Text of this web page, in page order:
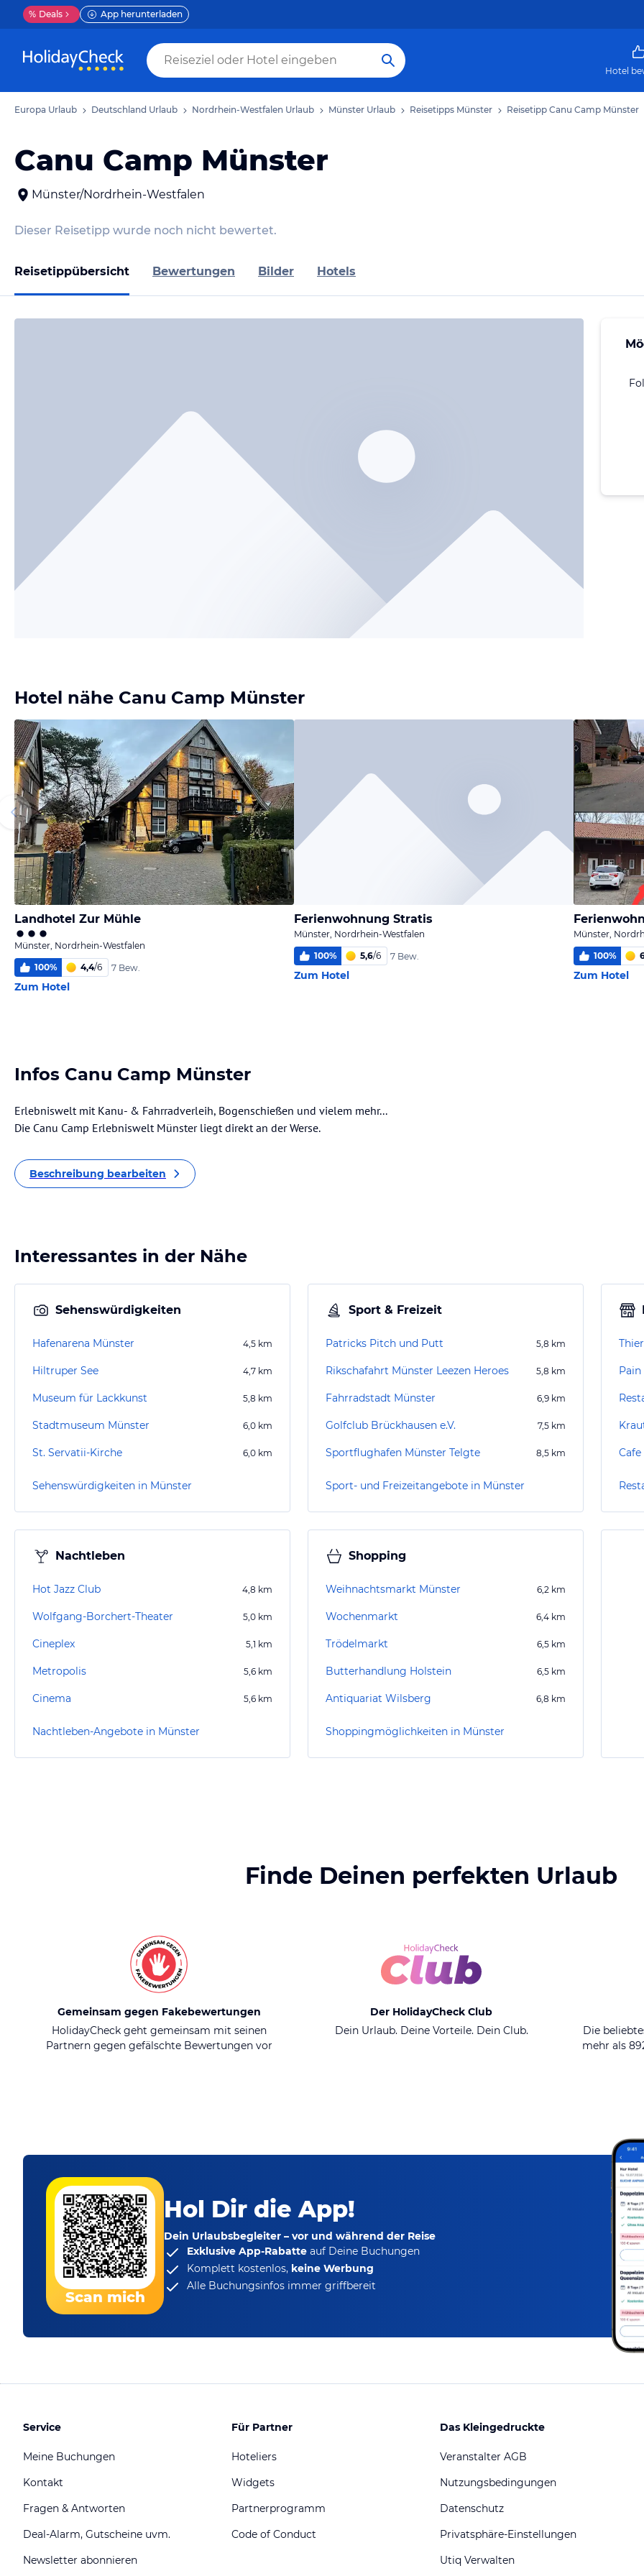
% Deals App herunterladen
Hotel
Europa Urlaub Deutschland Urlaub Nordrhein-Westfalen Urlaub Münster Urlaub Reisetipps Münster Reisetipp Canu Camp Münster
Canu Camp Münster
Münster/Nordrhein-Westfalen
Dieser Reisetipp wurde noch nicht bewertet.
Reisetippübersicht Bewertungen Bilder Hotels
Hotel nähe Canu Camp Münster
Landhotel Zur Mühle
Münster, Nordrhein-Westfalen
100% 4,4/6 7 Bew.
Zum Hotel
Ferienwohnung Stratis
Münster, Nordrhein-Westfalen
100% 5,6/6 7 Bew.
Zum Hotel
Münster,
100%
Zum Hotel
Infos Canu Camp Münster
Erlebniswelt mit Kanu- & Fahrradverleih, Bogenschießen und vielem mehr...
Die Canu Camp Erlebniswelt Münster liegt direkt an der Werse.
Beschreibung bearbeiten
Interessantes in der Nähe
Sehenswürdigkeiten
Hafenarena Münster 4,5 km
Hiltruper See 4,7 km
Museum für Lackkunst 5,8 km
Stadtmuseum Münster 6,0 km
St. Servatii-Kirche 6,0 km
Sehenswürdigkeiten in Münster
Sport & Freizeit
Patricks Pitch und Putt 5,8 km
Rikschafahrt Münster Leezen Heroes 5,8 km
Fahrradstadt Münster 6,9 km
Golfclub Brückhausen e.V. 7,5 km
Sportflughafen Münster Telgte 8,5 km
Sport- und Freizeitangebote in Münster
Cafe
Nachtleben
Hot Jazz Club 4,8 km
Wolfgang-Borchert-Theater 5,0 km
Cineplex 5,1 km
Metropolis 5,6 km
Cinema 5,6 km
Nachtleben-Angebote in Münster
Shopping
Weihnachtsmarkt Münster 6,2 km
Wochenmarkt 6,4 km
Trödelmarkt 6,5 km
Butterhandlung Holstein 6,5 km
Antiquariat Wilsberg 6,8 km
Shoppingmöglichkeiten in Münster
Finde Deinen perfekten Urlaub
Gemeinsam gegen Fakebewertungen
HolidayCheck geht gemeinsam mit seinen
Partnern gegen gefälschte Bewertungen vor
Der HolidayCheck Club
Dein Urlaub. Deine Vorteile. Dein Club.
Die
mehr als
Scan mich
Hol Dir die App!
Dein Urlaubsbegleiter – vor und während der Reise
Exklusive App-Rabatte auf Deine Buchungen
Komplett kostenlos, keine Werbung
Alle Buchungsinfos immer griffbereit
Service
Meine Buchungen
Kontakt
Fragen & Antworten
Deal-Alarm, Gutscheine uvm.
Newsletter abonnieren
Für Partner
Hoteliers
Widgets
Partnerprogramm
Code of Conduct
Das Kleingedruckte
Veranstalter AGB
Nutzungsbedingungen
Datenschutz
Privatsphäre-Einstellungen
Utiq Verwalten